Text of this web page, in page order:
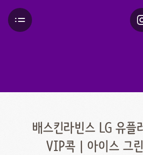
배스킨라빈스 LG 유플
VIP콕 | 아이스 그